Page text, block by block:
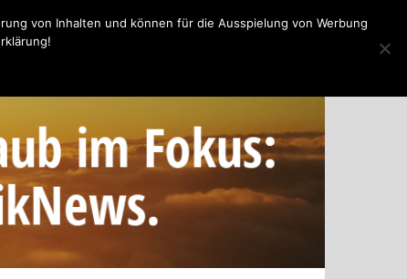
von Inhalten und können für die Ausspielung von Werbung